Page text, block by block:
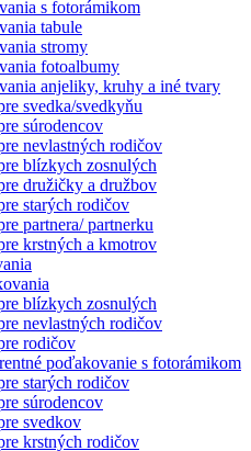
s fotorámikom
tabule
stromy
fotoalbumy
anjeliky, kruhy a iné tvary
svedka/svedkyňu
súrodencov
nevlastných rodičov
blízkych zosnulých
družičky a družbov
starých rodičov
partnera/ partnerku
krstných a kmotrov
blízkych zosnulých
nevlastných rodičov
rodičov
poďakovanie s fotorámikom
starých rodičov
súrodencov
svedkov
krstných rodičov